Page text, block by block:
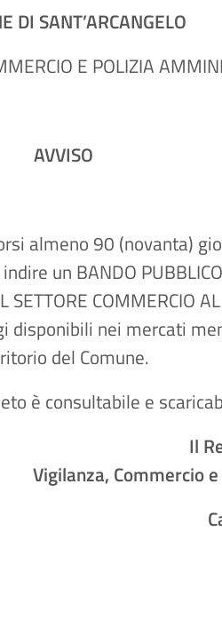
DI SANT’ARCANGELO
E POLIZIA
AVVISO
almeno 90 (novanta)
un BANDO PUBBLICO
SETTORE COMMERCIO
disponibili nei mercati
del Comune.
è consultabile e
Il
Vigilanza, Commercio